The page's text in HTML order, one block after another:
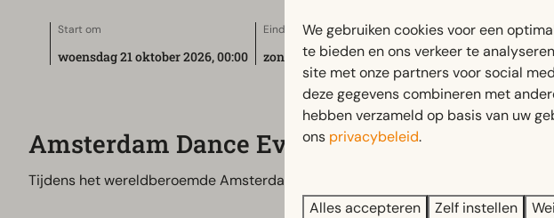
Start om
woensdag 21 oktober 2026, 00:00
Eindigt om
zondag 25 oktober 2026, 00:01
Amsterdam Dance Event
Tijdens het wereldberoemde Amsterdam Dance Event (ADE) is EuroParcs
We gebruiken cookies voor een
te bieden en ons verkeer te
site met onze partners voor social
deze gegevens combineren met
hebben verzameld op basis van uw
ons privacybeleid.
Alles accepteren Zelf instellen